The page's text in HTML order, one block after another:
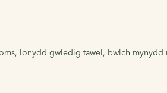
lonydd gwledig tawel, bwlch